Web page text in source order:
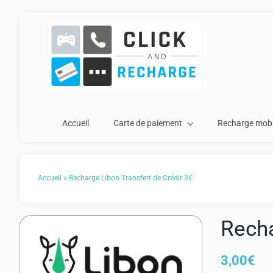
Accueil Carte de paiement Recharge
Accueil » Recharge Libon Transfert de Crédit 3€
3,00€